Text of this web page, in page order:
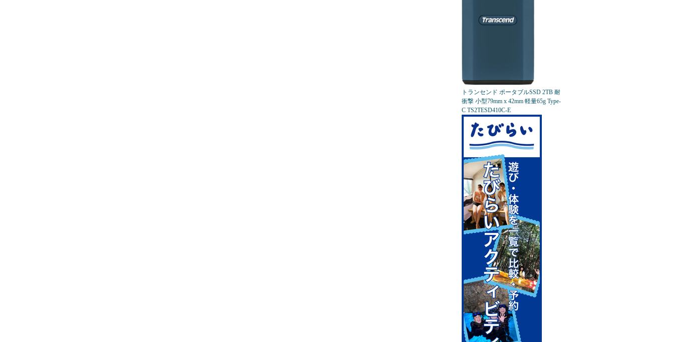
トランセンド ポータブルSSD 2TB 耐
衝撃 小型79mm x 42mm 軽量65g Type-
C TS2TESD410C-E